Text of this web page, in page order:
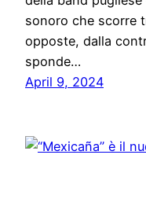
sonoro che scorre
opposte, dalla
sponde…
April 9, 2024